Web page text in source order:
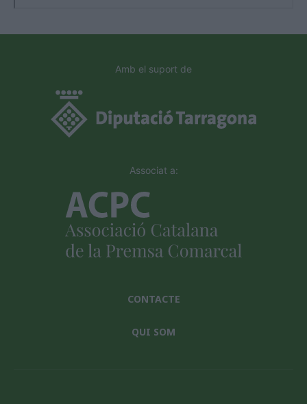
Amb el suport de
Associat a:
CONTACTE
QUI SOM